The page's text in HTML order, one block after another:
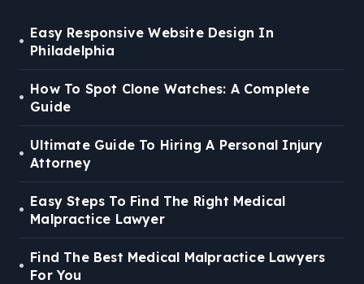
Easy Responsive Website Design In
Philadelphia
How To Spot Clone Watches: A Complete
Guide
Ultimate Guide To Hiring A Personal Injury
Attorney
Easy Steps To Find The Right Medical
Malpractice Lawyer
Find The Best Medical Malpractice Lawyers
For You